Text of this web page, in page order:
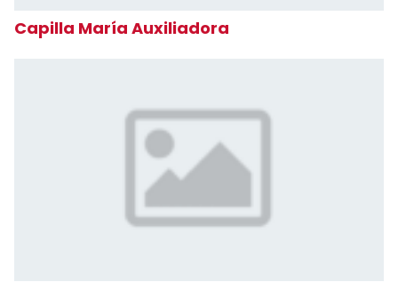
Capilla María Auxiliadora